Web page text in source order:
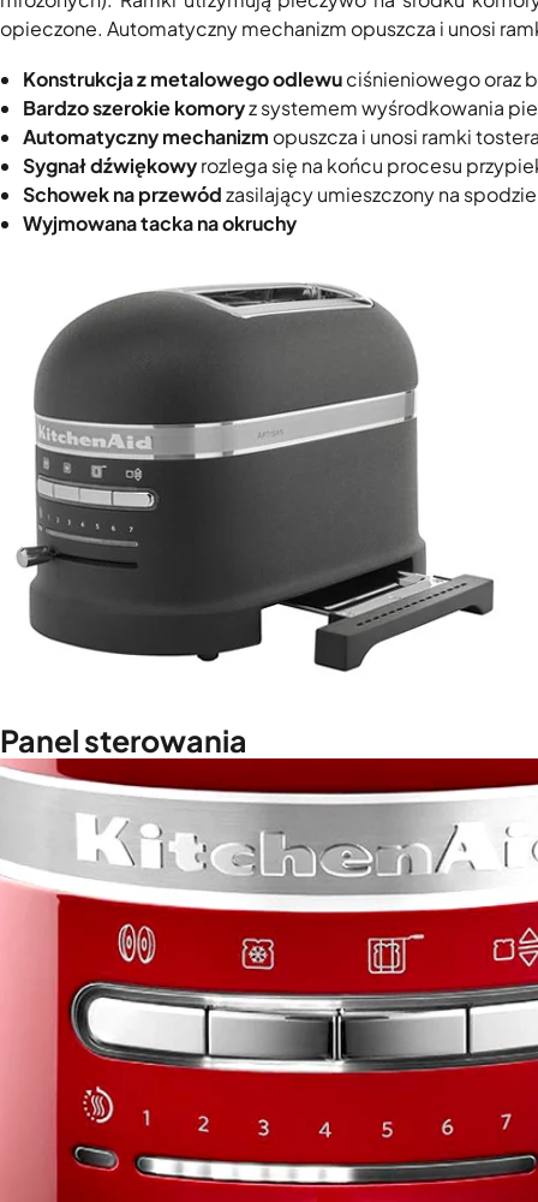
opieczone. Automatyczny mechanizm opuszcza i unosi
Konstrukcja z metalowego odlewuciśnieniowego oraz
Bardzo szerokie komoryz systemem wyśrodkowania
Automatyczny mechanizm opuszcza i unosi ramki
Sygnał dźwiękowyrozlega się na końcu procesu
Schowek na przewódzasilający umieszczony na
Wyjmowana tacka na okruchy
Panel sterowania